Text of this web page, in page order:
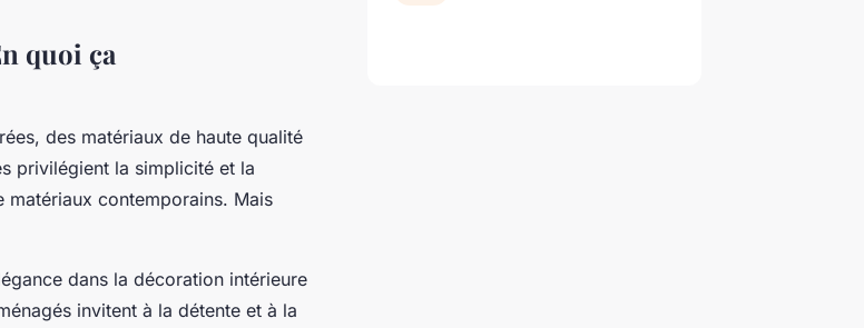
quoi ça
des matériaux de haute qualité
privilégient la simplicité et la
contemporains. Mais
dans la décoration intérieure
invitent à la détente et à la